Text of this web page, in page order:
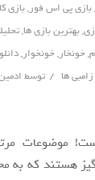
,بازی پی اس فور,بازی
,بهترین بازی ها,
,خونخار,خونخوار,
زامبی ها / توسط
موضوعات
هستند که به